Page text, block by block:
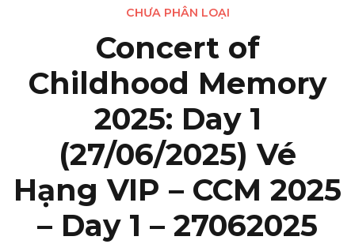
CHƯA PHÂN LOẠI
Concert of
Childhood Memory
2025: Day 1
(27/06/2025) Vé
Hạng VIP – CCM 2025
– Day 1 – 27062025